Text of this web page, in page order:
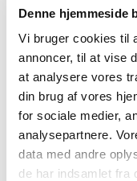
Denne hjemmeside
Vi bruger cookies til
annoncer, til at vise
at analysere vores
din brug af vores
for sociale medier,
analysepartnere.
data med andre
de har indsamlet fra
AHXAMK-WP